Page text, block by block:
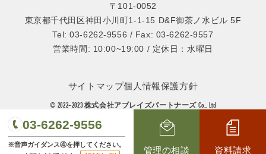
〒101-0052
東京都千代田区神田小川町1-1-15 D&F御茶ノ水ビル 5F
Tel: 03-6262-9556 / Fax: 03-6262-9557
営業時間: 10:00~19:00 / 定休日：水曜日
© 2022-2023 株式会社アブレイズパートナーズ Co., Ltd
サイトマップ個人情報保護方針
03-6262-9556
※音声ガイダンス④を押してください。
管理の相談 資料請求